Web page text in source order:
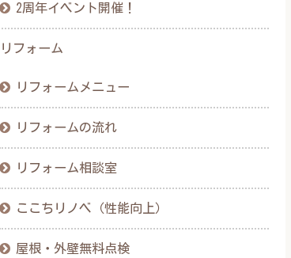
2周年イベント開催！
リフォーム
リフォームメニュー
リフォームの流れ
リフォーム相談室
ここちリノベ（性能向上）
屋根・外壁無料点検